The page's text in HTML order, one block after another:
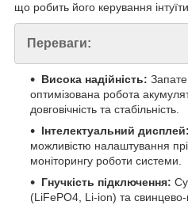
що робить його керування
Переваги:
Висока надійність:
оптимізована робота
довговічність та стабільність.
Інтелектуальний дисплей:
можливістю налаштування
моніторингу роботи системи.
Гнучкість підключення:
(LiFePO4, Li-ion) та